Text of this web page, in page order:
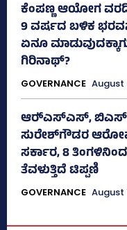
ಕೆಂಪಣ್ಣ ಆಯೋಗ
9 ವರ್ಷದ ಬಳಿಕ
ಏನೂ
ಗಿರಿನಾಥ್?
GOVERNANCE August
ಆರ್‍‌ಎಸ್‌ಎಸ್‌,
ಸುರೇಶ್‌ಗೌಡರ
ಸರ್ಕಾರ, 8
ತೆವಳುತ್ತಿದೆ ಟಿಪ್ಪಣಿ
GOVERNANCE August